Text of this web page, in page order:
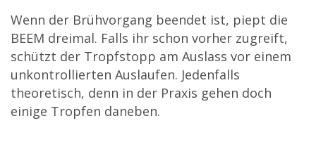
Wenn der Brühvorgang beendet ist, piept die
BEEM dreimal. Falls ihr schon vorher zugreift,
schützt der Tropfstopp am Auslass vor einem
unkontrollierten Auslaufen. Jedenfalls
theoretisch, denn in der Praxis gehen doch
einige Tropfen daneben.